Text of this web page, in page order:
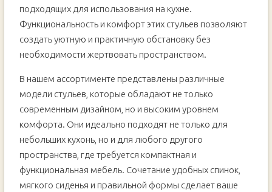
подходящих для использования на кухне.
Функциональность и комфорт этих стульев позволяют
создать уютную и практичную обстановку без
необходимости жертвовать пространством.
В нашем ассортименте представлены различные
модели стульев, которые обладают не только
современным дизайном, но и высоким уровнем
комфорта. Они идеально подходят не только для
небольших кухонь, но и для любого другого
пространства, где требуется компактная и
функциональная мебель. Сочетание удобных спинок,
мягкого сиденья и правильной формы сделает ваше